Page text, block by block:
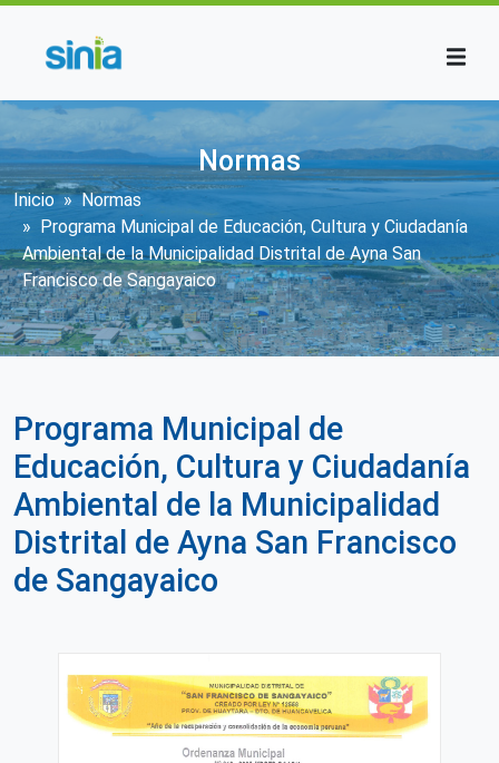
Normas
Sobrescribir enlaces de ayuda a la
Inicio
Normas
Programa Municipal de Educación, Cultura y Ciudadanía
Ambiental de la Municipalidad Distrital de Ayna San
Francisco de Sangayaico
Programa Municipal de
Educación, Cultura y Ciudadanía
Ambiental de la Municipalidad
Distrital de Ayna San Francisco
de Sangayaico